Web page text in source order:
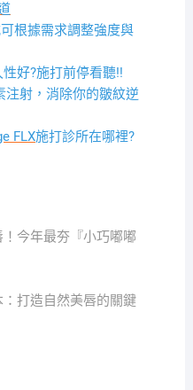
根據需求調整強度與
好?施打前停看聽!!
注射，消除你的皺紋逆
FLX施打診所在哪裡?
今年最夯『小巧嘟嘟
打造自然美唇的關鍵